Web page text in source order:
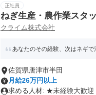
正社員
ねぎ生産・農作業スタ
クライム株式会社
あなたのその経験、次はネギ
佐賀県唐津市半田
月給26万円以上
求める人材: ★未経験大歓